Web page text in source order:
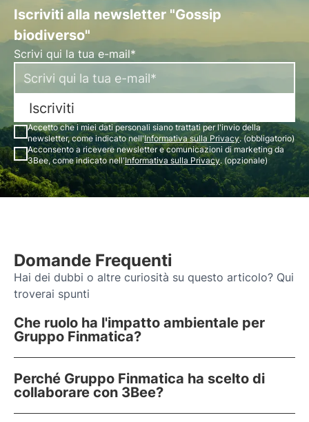
Iscriviti alla newsletter "Gossip
biodiverso"
Scrivi qui la tua e-mail*
Iscriviti
Accetto che i miei dati personali siano trattati per l'invio della
newsletter, come indicato nell'Informativa sulla Privacy. (obbligatorio)
Acconsento a ricevere newsletter e comunicazioni di marketing da
3Bee, come indicato nell'Informativa sulla Privacy. (opzionale)
Domande Frequenti
Hai dei dubbi o altre curiosità su questo articolo? Qui
troverai spunti
Che ruolo ha l'impatto ambientale per
Gruppo Finmatica?
Perché Gruppo Finmatica ha scelto di
collaborare con 3Bee?